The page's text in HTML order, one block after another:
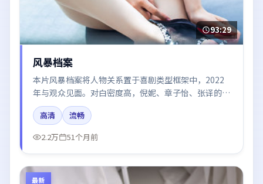
93:29
风暴档案
本片风暴档案将人物关系置于喜剧类型框架中，2022
年与观众见面。对白密度高，倪妮、章子怡、张译的台
词节奏值得关注；整体气质偏英国都市与冷色调摄影。
高清
流畅
2.2万
51个月前
最新